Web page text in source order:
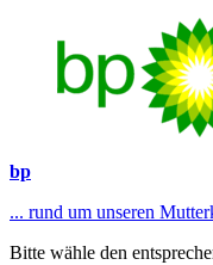
bp
... rund um unseren
Bitte wähle den